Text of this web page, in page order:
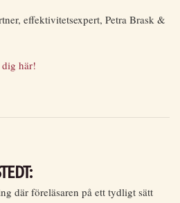
effektivitetsexpert, Petra Brask &
här!
där föreläsaren på ett tydligt sätt